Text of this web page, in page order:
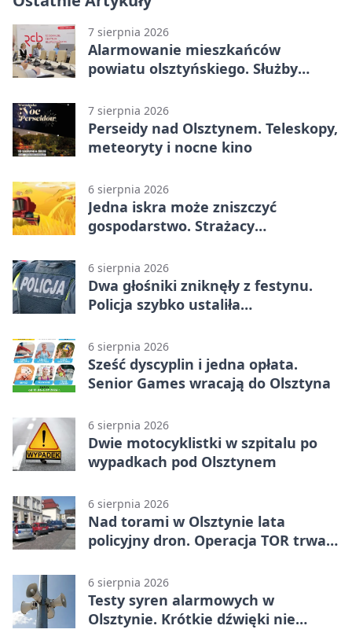
7 sierpnia 2026
Alarmowanie mieszkańców
powiatu olsztyńskiego. Służby
7 sierpnia 2026
Perseidy nad Olsztynem. Teleskopy,
meteoryty i nocne kino
6 sierpnia 2026
Jedna iskra może zniszczyć
gospodarstwo. Strażacy
6 sierpnia 2026
Dwa głośniki zniknęły z festynu.
Policja szybko ustaliła
6 sierpnia 2026
Sześć dyscyplin i jedna opłata.
Senior Games wracają do Olsztyna
6 sierpnia 2026
Dwie motocyklistki w szpitalu po
wypadkach pod Olsztynem
6 sierpnia 2026
Nad torami w Olsztynie lata
policyjny dron. Operacja TOR trwa
6 sierpnia 2026
Testy syren alarmowych w
Olsztynie. Krótkie dźwięki nie